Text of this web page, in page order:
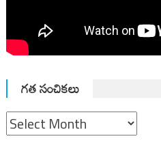
గత సంచికలు
గత
సంచికలు